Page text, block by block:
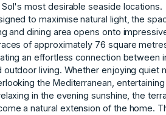
most desirable seaside locations.
to maximise natural light, the
and dining area opens onto
of approximately 76 square
an effortless connection between
outdoor living. Whether enjoying quiet
the Mediterranean,
in the evening sunshine, the
a natural extension of the home.